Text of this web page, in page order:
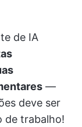
de IA
—
deve ser
de trabalho!